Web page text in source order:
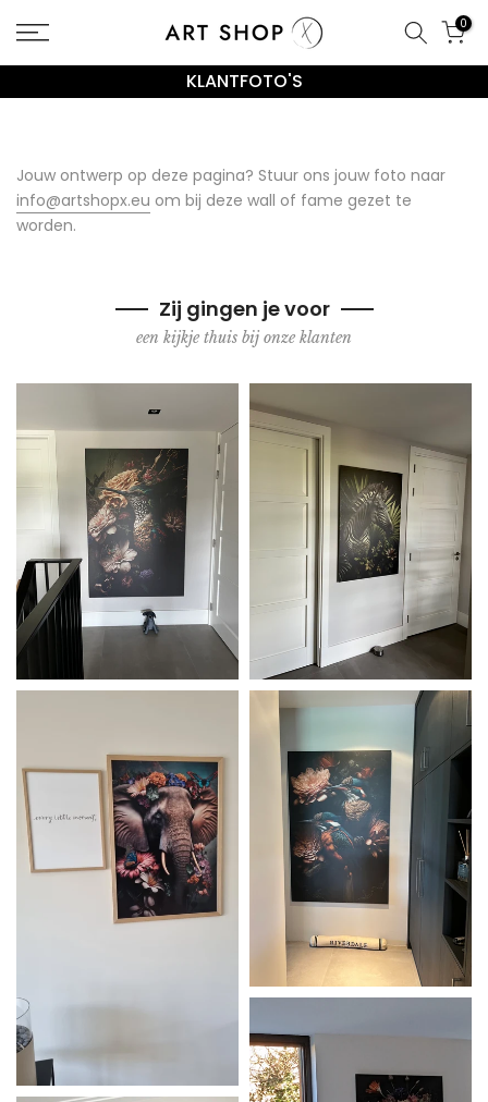
Ga
naar
de
inhoud
0
KLANTFOTO'S
Jouw ontwerp op deze pagina? Stuur ons jouw foto naar
info@artshopx.eu om bij deze wall of fame gezet te
worden.
Zij gingen je voor
een kijkje thuis bij onze klanten